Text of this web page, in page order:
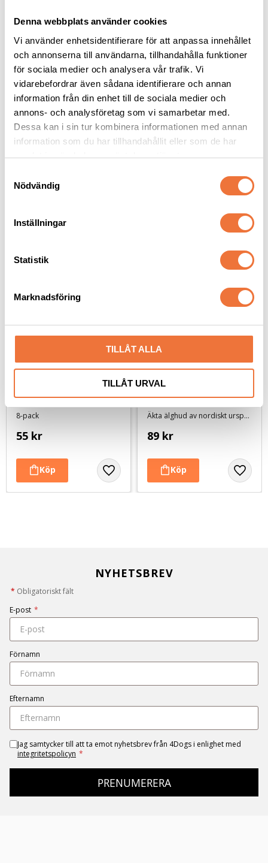
Denna webbplats använder cookies
Vi använder enhetsidentifierare för att anpassa innehållet
och annonserna till användarna, tillhandahålla funktioner
för sociala medier och analysera vår trafik. Vi
vidarebefordrar även sådana identifierare och annan
information från din enhet till de sociala medier och
annons- och analysföretag som vi samarbetar med.
Dessa kan i sin tur kombinera informationen med annan
information som du har tillhandahållit eller som de har
samlat in när du har använt deras tjänster.
Nödvändig
Inställningar
Statistik
Marknadsföring
TILLÅT ALLA
TILLÅT URVAL
2pets Belöningsgodis
Struts - 400 g
Av färska råvaror
Dogman bajspåsar
med knythandtag 50-
pack - Lime
22,5 x 28 cm
tuggben med ankfilé
small 80 g
8-pack
55 kr
Ozami Tuggrulle
Nordisk älg - 14 cm
Äkta älghud av nordiskt ursprung
89 kr
NYHETSBREV
* Obligatoriskt fält
E-post *
Förnamn
Efternamn
Jag samtycker till att ta emot nyhetsbrev från 4Dogs i enlighet med
integritetspolicyn *
PRENUMERERA